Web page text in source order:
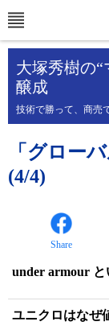
大塚秀樹の
醸成
技術で勝って、商売
「グロー
(4/4)
Share
under armour
ユニクロはなぜ